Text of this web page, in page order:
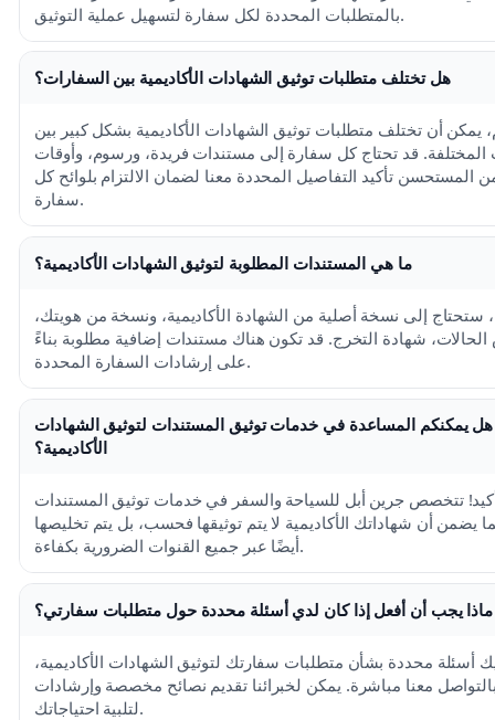
بالمتطلبات المحددة لكل سفارة لتسهيل عملية التوثيق.
هل تختلف متطلبات توثيق الشهادات الأكاديمية بين السفارات؟
يمكن أن تختلف متطلبات توثيق الشهادات الأكاديمية بشكل كبير بين
المختلفة. قد تحتاج كل سفارة إلى مستندات فريدة، ورسوم، وأوقات
المستحسن تأكيد التفاصيل المحددة معنا لضمان الالتزام بلوائح كل
سفارة.
ما هي المستندات المطلوبة لتوثيق الشهادات الأكاديمية؟
ستحتاج إلى نسخة أصلية من الشهادة الأكاديمية، ونسخة من هويتك،
شهادة التخرج. قد تكون هناك مستندات إضافية مطلوبة بناءً
على إرشادات السفارة المحددة.
هل يمكنكم المساعدة في خدمات توثيق المستندات لتوثيق الشهادات
الأكاديمية؟
تتخصص جرين أبل للسياحة والسفر في خدمات توثيق المستندات
يضمن أن شهاداتك الأكاديمية لا يتم توثيقها فحسب، بل يتم تخليصها
أيضًا عبر جميع القنوات الضرورية بكفاءة.
ماذا يجب أن أفعل إذا كان لدي أسئلة محددة حول متطلبات سفارتي؟
أسئلة محددة بشأن متطلبات سفارتك لتوثيق الشهادات الأكاديمية،
معنا مباشرة. يمكن لخبرائنا تقديم نصائح مخصصة وإرشادات
لتلبية احتياجاتك.